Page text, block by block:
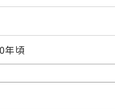
年頃